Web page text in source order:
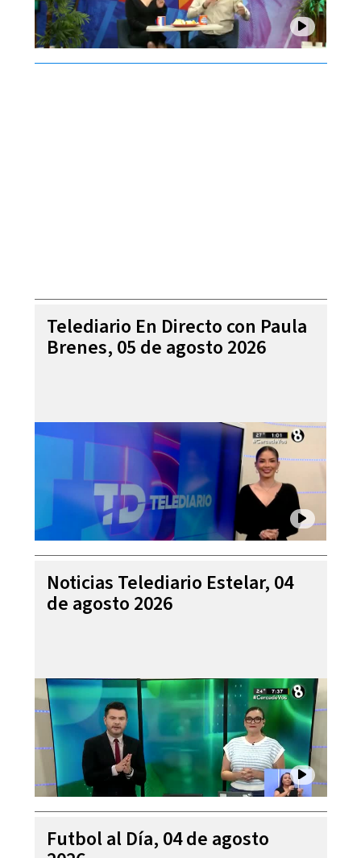
Telediario En Directo con Paula
Brenes, 05 de agosto 2026
Noticias Telediario Estelar, 04
de agosto 2026
Futbol al Día, 04 de agosto